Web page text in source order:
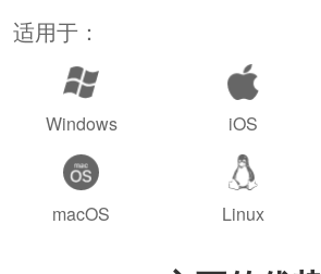
适用于：
Windows iOS
macOS Linux